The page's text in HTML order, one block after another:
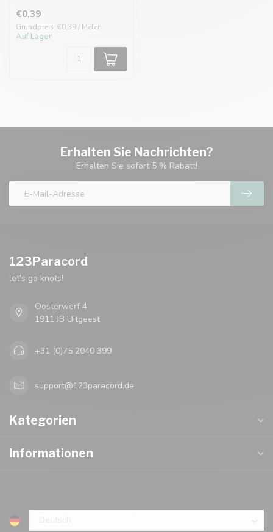
€0,39
Grundpreis: €0,39 / Meter
Auf Lager
Erhalten Sie Nachrichten?
Erhalten Sie sofort 5 % Rabatt!
123Paracord
let's go knots!
Oosterwerf 4
1911 JB Uitgeest
+31 (0)75 2040 399
support@123paracord.de
Kategorien
Informationen